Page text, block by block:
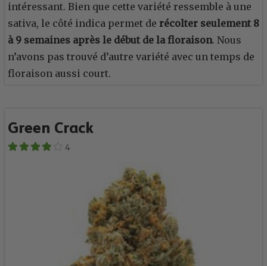
intéressant. Bien que cette variété ressemble à une
sativa, le côté indica permet de récolter seulement 8
à 9 semaines après le début de la floraison. Nous
n’avons pas trouvé d’autre variété avec un temps de
floraison aussi court.
Green Crack
4